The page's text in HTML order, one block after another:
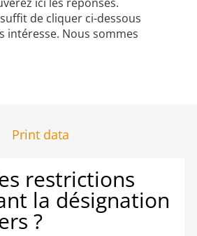
de cliquer ci-dessous
intéresse. Nous sommes
Print data
restrictions
la désignation
?